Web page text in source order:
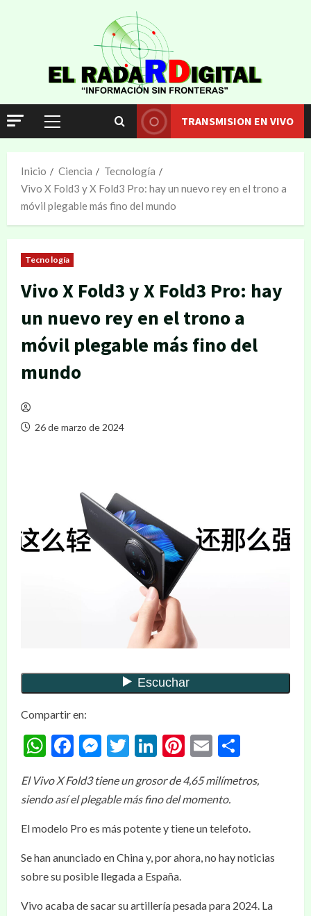
TRANSMISION EN VIVO
Inicio Ciencia
Tecnología
Vivo X Fold3 y X Fold3 Pro: hay un nuevo rey en el trono a
móvil plegable más fino del mundo
Tecnología
Vivo X Fold3 y X Fold3 Pro: hay
un nuevo rey en el trono a
móvil plegable más fino del
mundo
26 de marzo de 2024
Compartir en:
WhatsApp
Facebook
Messenger
Twitter
LinkedIn
Pinterest
Email
El Vivo X Fold3 tiene un grosor de 4,65 milímetros,
siendo así el plegable más fino del momento.
El modelo Pro es más potente y tiene un telefoto.
Se han anunciado en China y, por ahora, no hay noticias
sobre su posible llegada a España.
Vivo acaba de sacar su artillería pesada para 2024. La